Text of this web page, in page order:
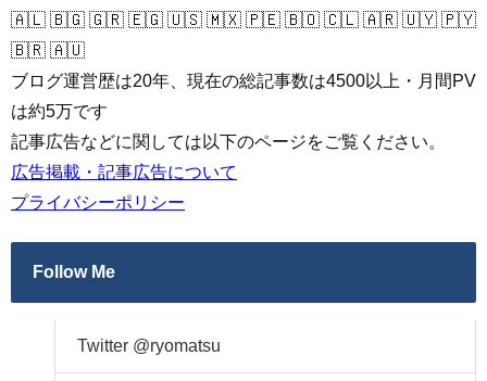
🇦🇱 🇧🇬 🇬🇷 🇪🇬 🇺🇸 🇲🇽 🇵🇪 🇧🇴 🇨🇱 🇦🇷 🇺🇾 🇵🇾
🇧🇷 🇦🇺
ブログ運営歴は20年、現在の総記事数は4500以上・月間PV
は約5万です
記事広告などに関しては以下のページをご覧ください。
広告掲載・記事広告について
プライバシーポリシー
Follow Me
Twitter @ryomatsu